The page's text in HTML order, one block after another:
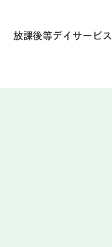
放課後等デイサービス